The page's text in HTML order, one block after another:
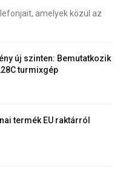
amelyek közül az
új szinten: Bemutatkozik
turmixgép
termék EU raktárról